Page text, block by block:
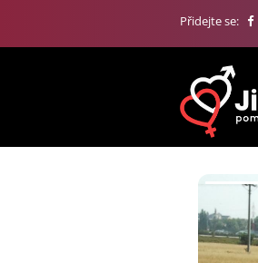
Přidejte se: